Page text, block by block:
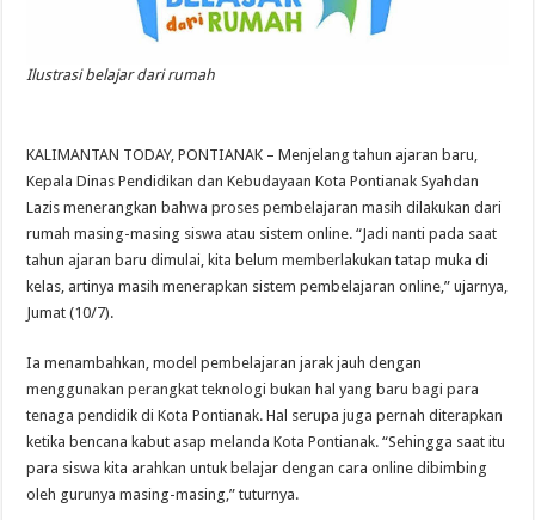
Ilustrasi belajar dari rumah
KALIMANTAN TODAY, PONTIANAK – Menjelang tahun ajaran baru,
Kepala Dinas Pendidikan dan Kebudayaan Kota Pontianak Syahdan
Lazis menerangkan bahwa proses pembelajaran masih dilakukan dari
rumah masing-masing siswa atau sistem online. “Jadi nanti pada saat
tahun ajaran baru dimulai, kita belum memberlakukan tatap muka di
kelas, artinya masih menerapkan sistem pembelajaran online,” ujarnya,
Jumat (10/7).
Ia menambahkan, model pembelajaran jarak jauh dengan
menggunakan perangkat teknologi bukan hal yang baru bagi para
tenaga pendidik di Kota Pontianak. Hal serupa juga pernah diterapkan
ketika bencana kabut asap melanda Kota Pontianak. “Sehingga saat itu
para siswa kita arahkan untuk belajar dengan cara online dibimbing
oleh gurunya masing-masing,” tuturnya.